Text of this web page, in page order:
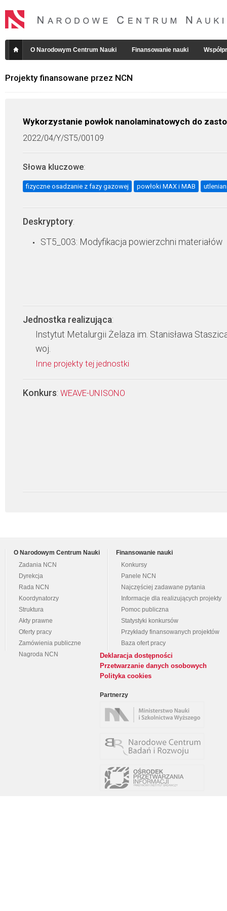
O Narodowym Centrum Nauki Finansowanie nauki
Projekty finansowane przez NCN
Wykorzystanie powłok nanolaminatowych do
2022/04/Y/ST5/00109
Słowa kluczowe:
fizyczne osadzanie z fazy gazowej powłoki MAX i MAB
Deskryptory:
ST5_003: Modyfikacja powierzchni materiałów
Jednostka realizująca:
Instytut Metalurgii Żelaza im. Stanisława
woj.
Inne projekty tej jednostki
Konkurs: WEAVE-UNISONO
O Narodowym Centrum Nauki
Zadania NCN
Dyrekcja
Rada NCN
Koordynatorzy
Struktura
Akty prawne
Oferty pracy
Zamówienia publiczne
Nagroda NCN
Finansowanie nauki
Konkursy
Panele NCN
Najczęściej zadawane pytania
Informacje dla realizujących projekty
Pomoc publiczna
Statystyki konkursów
Przykłady finansowanych projektów
Baza ofert pracy
Deklaracja dostępności
Przetwarzanie danych osobowych
Polityka cookies
Partnerzy